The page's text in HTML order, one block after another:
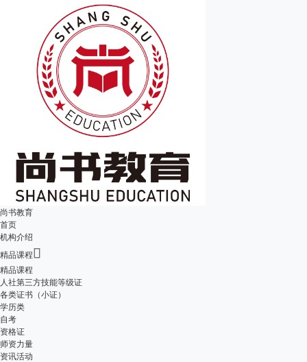
尚书教育
首页
机构介绍
精品课程
精品课程
人社第三方技能等级证
各类证书（小证）
学历类
自考
资格证
师资力量
资讯活动